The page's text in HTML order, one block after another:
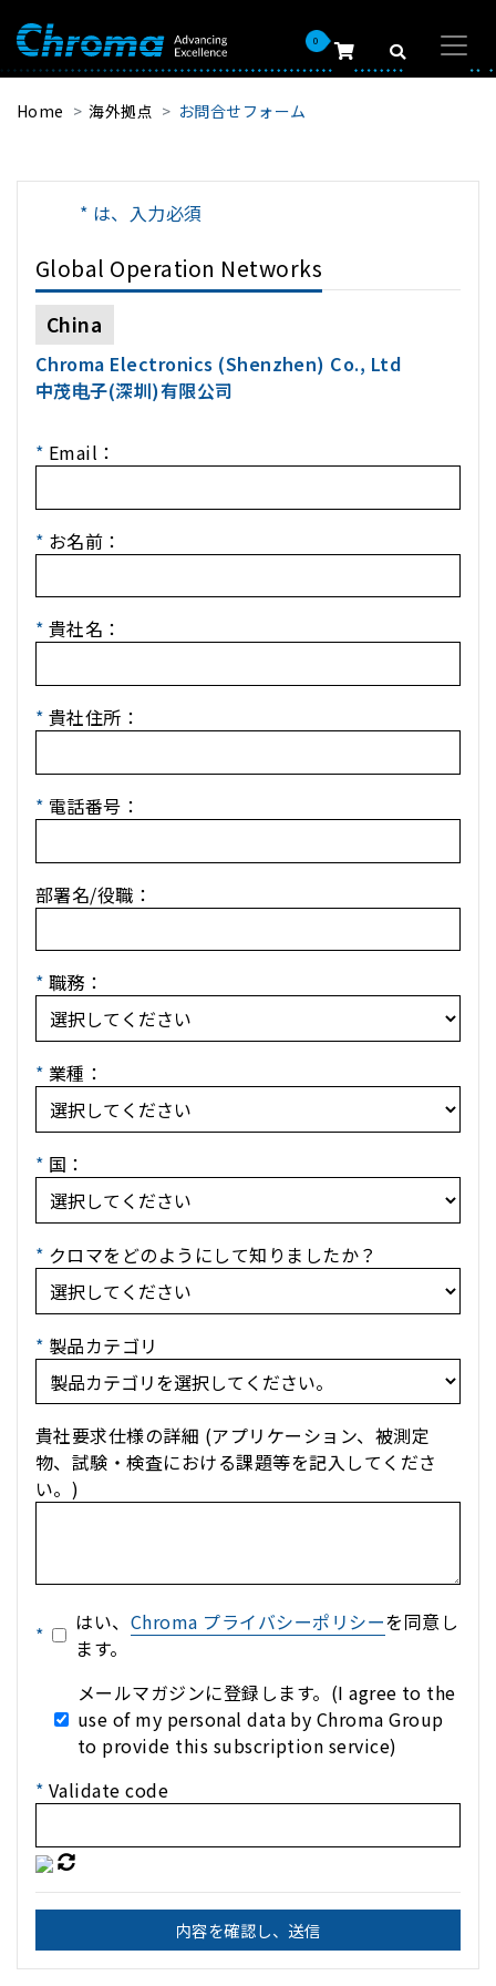
0
Home 海外拠点 お問合せフォーム
* は、入力必須
Global Operation Networks
China
Chroma Electronics (Shenzhen) Co., Ltd
中茂电子(深圳)有限公司
* Email：
* お名前：
* 貴社名：
* 貴社住所：
* 電話番号：
部署名/役職：
* 職務：
* 業種：
* 国：
* クロマをどのようにして知りましたか？
* 製品カテゴリ
貴社要求仕様の詳細 (アプリケーション、被測定
物、試験・検査における課題等を記入してくださ
い。)
* はい、 Chroma プライバシーポリシーを同意し
ます。
メールマガジンに登録します。(I agree to the
use of my personal data by Chroma Group
to provide this subscription service)
* Validate code
内容を確認し、送信